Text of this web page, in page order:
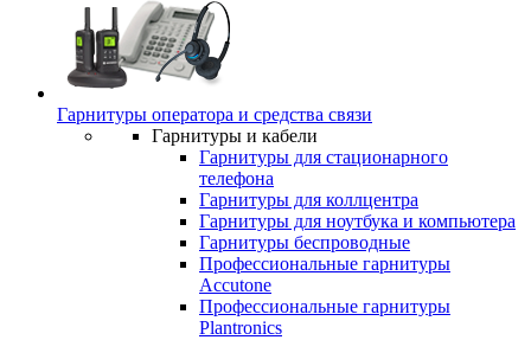
Гарнитуры оператора и средства связи
Гарнитуры и кабели
Гарнитуры для стационарного
телефона
Гарнитуры для коллцентра
Гарнитуры для ноутбука и компьютера
Гарнитуры беспроводные
Профессиональные гарнитуры
Accutone
Профессиональные гарнитуры
Plantronics